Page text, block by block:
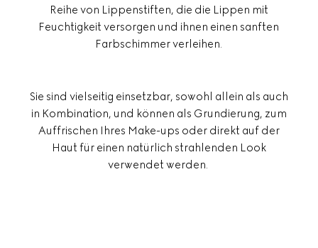
Reihe von Lippenstiften, die die Lippen mit
Feuchtigkeit versorgen und ihnen einen sanften
Farbschimmer verleihen.
Sie sind vielseitig einsetzbar, sowohl allein als auch
in Kombination, und können als Grundierung, zum
Auffrischen Ihres Make-ups oder direkt auf der
Haut für einen natürlich strahlenden Look
verwendet werden.